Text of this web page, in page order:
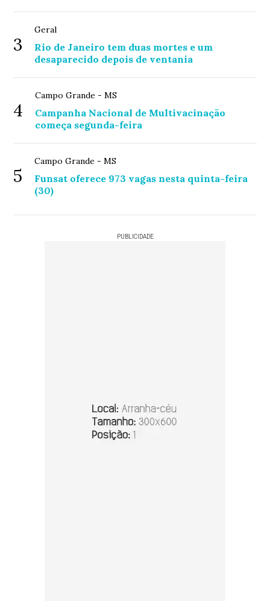
3
Geral
Rio de Janeiro tem duas mortes e um
desaparecido depois de ventania
4
Campo Grande - MS
Campanha Nacional de Multivacinação
começa segunda-feira
5
Campo Grande - MS
Funsat oferece 973 vagas nesta quinta-feira
(30)
PUBLICIDADE